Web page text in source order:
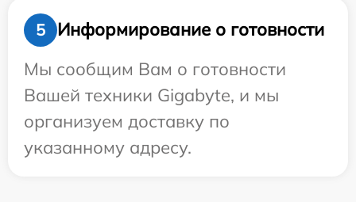
5
Информирование о готовности
Мы сообщим Вам о готовности
Вашей техники Gigabyte, и мы
организуем доставку по
указанному адресу.